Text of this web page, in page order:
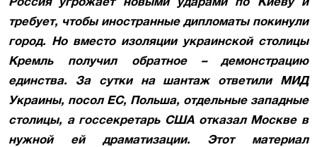
требует, чтобы иностранные дипломаты покинули
город. Но вместо изоляции украинской столицы
Кремль получил обратное
–
демонстрацию
единства. За сутки на шантаж ответили МИД
Украины, посол ЕС, Польша, отдельные западные
столицы, а госсекретарь США отказал Москве в
нужной ей драматизации. Этот материал